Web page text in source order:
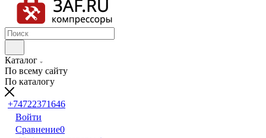
Каталог
По всему сайту
По каталогу
+74722371646
Войти
Сравнение0